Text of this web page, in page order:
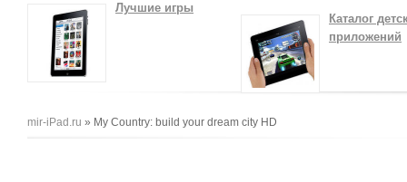
Лучшие игры
Каталог
приложений
Вы здесь
mir-iPad.ru » My Country: build your dream city HD